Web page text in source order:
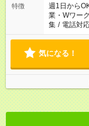
特徴 週1日から
業・Wワー
集 / 電話対
気になる！